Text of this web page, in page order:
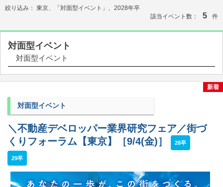
絞り込み： 東京、「対面型イベント」、2028年卒
該当イベント数：
5 件
対面型イベント
対面型イベント
対面型イベント
＼不動産デベロッパー業界研究フェア／街づ
くりフォーラム【東京】［9/4(金)］
28卒
29卒
新着